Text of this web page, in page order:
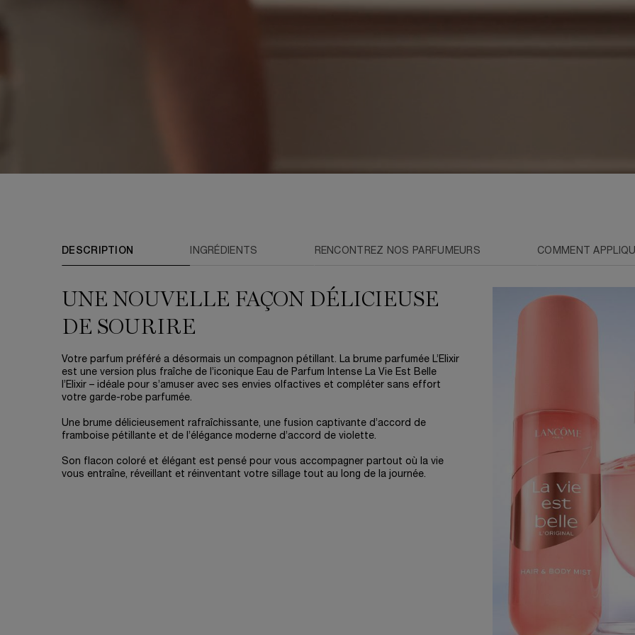
DESCRIPTION INGRÉDIENTS RENCONTREZ NOS PARFUMEURS COMMENT
UNE NOUVELLE FAÇON DÉLICIEUSE
DE SOURIRE
Votre parfum préféré a désormais un compagnon pétillant. La brume parfumée L’Elixir
est une version plus fraîche de l’iconique Eau de Parfum Intense La Vie Est Belle
l’Elixir – idéale pour s’amuser avec ses envies olfactives et compléter sans effort
votre garde-robe parfumée.
Une brume délicieusement rafraîchissante, une fusion captivante d’accord de
framboise pétillante et de l’élégance moderne d’accord de violette.
Son flacon coloré et élégant est pensé pour vous accompagner partout où la vie
vous entraîne, réveillant et réinventant votre sillage tout au long de la journée.